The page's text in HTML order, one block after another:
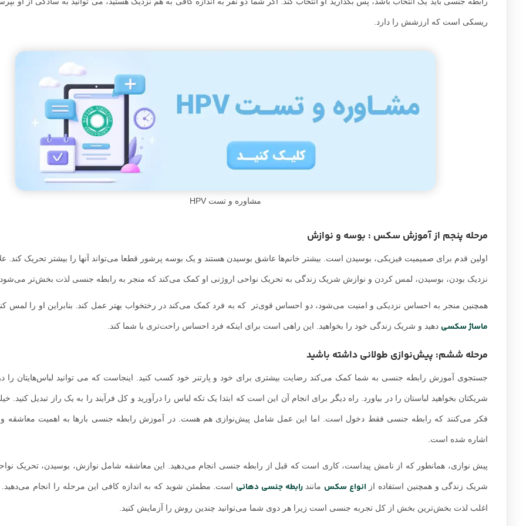
ریسکی است که ارزشش را دارد.
مشاوره و تست HPV
مرحله پنجم از آموزش سکس : بوسه و نوازش
اولین قدم برای صمیمیت فیزیکی، بوسیدن است. بیشتر خانم‌ها عاشق بوسیدن هستند و یک بوسه پرشور قطعا می‌تواند آنها را بیشتر تحریک کند.
نزدیک بودن، بوسیدن، لمس کردن و نوازش شریک زندگی به تحریک نواحی اروژنی او کمک می‌کند که منجر به رابطه جنسی لذت بخش‌تر می‌شود.
همچنین منجر به احساس نزدیکی و امنیت می‌شود، دو احساس قوی‌تر که به فرد کمک می‌کند در رختخواب بهتر عمل کند. بنابراین او را لمس
ماساژ سکسی دهید و شریک زندگی خود را بخواهید. این راهی است برای اینکه فرد احساس راحت‌تری با شما کند.
مرحله ششم: پیش‌نوازی طولانی داشته باشید
جستجوی آموزش رابطه جنسی به شما کمک می‌کند رضایت بیشتری برای خود و پارتنر خود کسب کنید. اینجاست که می توانید لباس‌هایتان را
شریکتان بخواهید لباستان را در بیاورد. راه دیگر برای انجام آن این است که ابتدا یک تکه لباس را درآورید و کل فرآیند را به یک راز تبدیل کنید.
فکر می‌کنند که رابطه جنسی فقط دخول است. اما این عمل شامل پیش‌نوازی هم هست. در آموزش رابطه جنسی بارها به اهمیت معاشقه و
اشاره شده است.
پیش نوازی، همانطور که از نامش پیداست، کاری است که قبل از رابطه جنسی انجام می‌دهید. این معاشقه شامل نوازش، بوسیدن، تحریک
شریک زندگی و همچنین استفاده از انواع سکس مانندرابطه جنسی دهانی است. مطمئن شوید که به اندازه کافی این مرحله را انجام می‌دهید.
اغلب لذت بخش‌ترین بخش از کل تجربه جنسی است زیرا هر دوی شما می‌توانید چندین روش را آزمایش کنید.